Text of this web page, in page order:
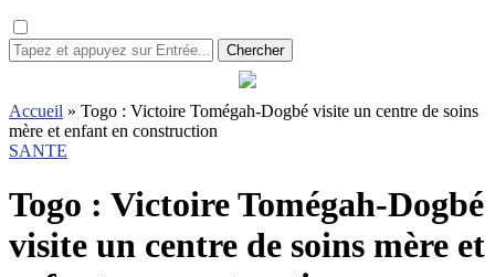
Chercher
Accueil » Togo : Victoire Tomégah-Dogbé visite un centre de soins
mère et enfant en construction
SANTE
Togo : Victoire Tomégah-Dogbé
visite un centre de soins mère et